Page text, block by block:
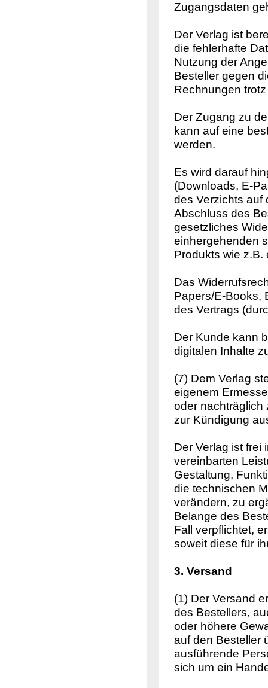
Zugangsdaten
Der Verlag ist
die fehlerhafte
Nutzung der
Besteller gegen
Rechnungen
Der Zugang zu
kann auf eine
werden.
Es wird darauf
(Downloads, E-
des Verzichts auf
Abschluss des
gesetzliches
einhergehenden
Produkts wie
Das
Papers/E-Books,
des Vertrags
Der Kunde kann
digitalen Inhalte
(7) Dem Verlag
eigenem
oder nachträglich
zur Kündigung
Der Verlag ist frei
vereinbarten
Gestaltung,
die technischen
verändern, zu
Belange des
Fall verpflichtet,
soweit diese für
3. Versand
(1) Der Versand
des Bestellers,
oder höhere
auf den Besteller
ausführende
sich um ein